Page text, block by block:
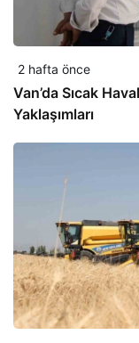
2 hafta önce
Van’da Sıcak
Yaklaşımları